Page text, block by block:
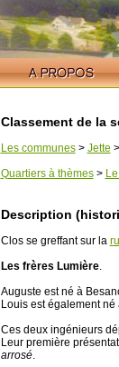
Classement de la
Les communes> Jette >
Quartiers à thèmes>
Description
Clos se greffant sur la
Les frères Lumière.
Auguste est né à
Louis est également
Ces deux ingénieurs
Leur première
arrosé.